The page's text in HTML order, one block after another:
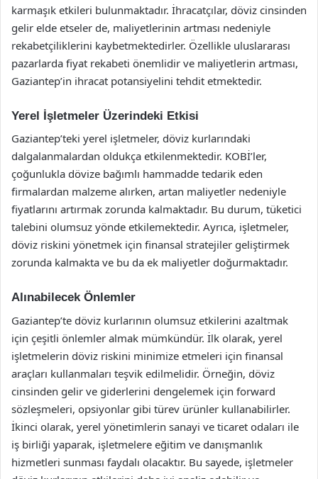
karmaşık etkileri bulunmaktadır. İhracatçılar, döviz cinsinden
gelir elde etseler de, maliyetlerinin artması nedeniyle
rekabetçiliklerini kaybetmektedirler. Özellikle uluslararası
pazarlarda fiyat rekabeti önemlidir ve maliyetlerin artması,
Gaziantep’in ihracat potansiyelini tehdit etmektedir.
Yerel İşletmeler Üzerindeki Etkisi
Gaziantep’teki yerel işletmeler, döviz kurlarındaki
dalgalanmalardan oldukça etkilenmektedir. KOBİ’ler,
çoğunlukla dövize bağımlı hammadde tedarik eden
firmalardan malzeme alırken, artan maliyetler nedeniyle
fiyatlarını artırmak zorunda kalmaktadır. Bu durum, tüketici
talebini olumsuz yönde etkilemektedir. Ayrıca, işletmeler,
döviz riskini yönetmek için finansal stratejiler geliştirmek
zorunda kalmakta ve bu da ek maliyetler doğurmaktadır.
Alınabilecek Önlemler
Gaziantep’te döviz kurlarının olumsuz etkilerini azaltmak
için çeşitli önlemler almak mümkündür. İlk olarak, yerel
işletmelerin döviz riskini minimize etmeleri için finansal
araçları kullanmaları teşvik edilmelidir. Örneğin, döviz
cinsinden gelir ve giderlerini dengelemek için forward
sözleşmeleri, opsiyonlar gibi türev ürünler kullanabilirler.
İkinci olarak, yerel yönetimlerin sanayi ve ticaret odaları ile
iş birliği yaparak, işletmelere eğitim ve danışmanlık
hizmetleri sunması faydalı olacaktır. Bu sayede, işletmeler